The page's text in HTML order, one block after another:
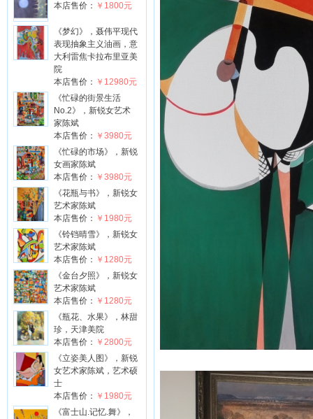
本店售价： ￥1800元
《梦幻》，聂伟平现代
表现抽象主义油画，意
大利雷焦卡拉布里亚美
院
本店售价： ￥12980元
《忙碌的街景生活
No.2》，新锐女艺术
家陈斌
本店售价： ￥3980元
《忙碌的市场》，新锐
女画家陈斌
本店售价： ￥3980元
《花瓶与书》，新锐女
艺术家陈斌
本店售价： ￥1980元
《铃铛晴雪》，新锐女
艺术家陈斌
本店售价： ￥1280元
《金台夕照》，新锐女
艺术家陈斌
本店售价： ￥1280元
《瓶花、水果》，林甜
珍，天津美院
本店售价： ￥2800元
《立姿美人图》，新锐
女艺术家陈斌，艺术硕
士
本店售价： ￥1980元
《富士山.记忆.舞》，